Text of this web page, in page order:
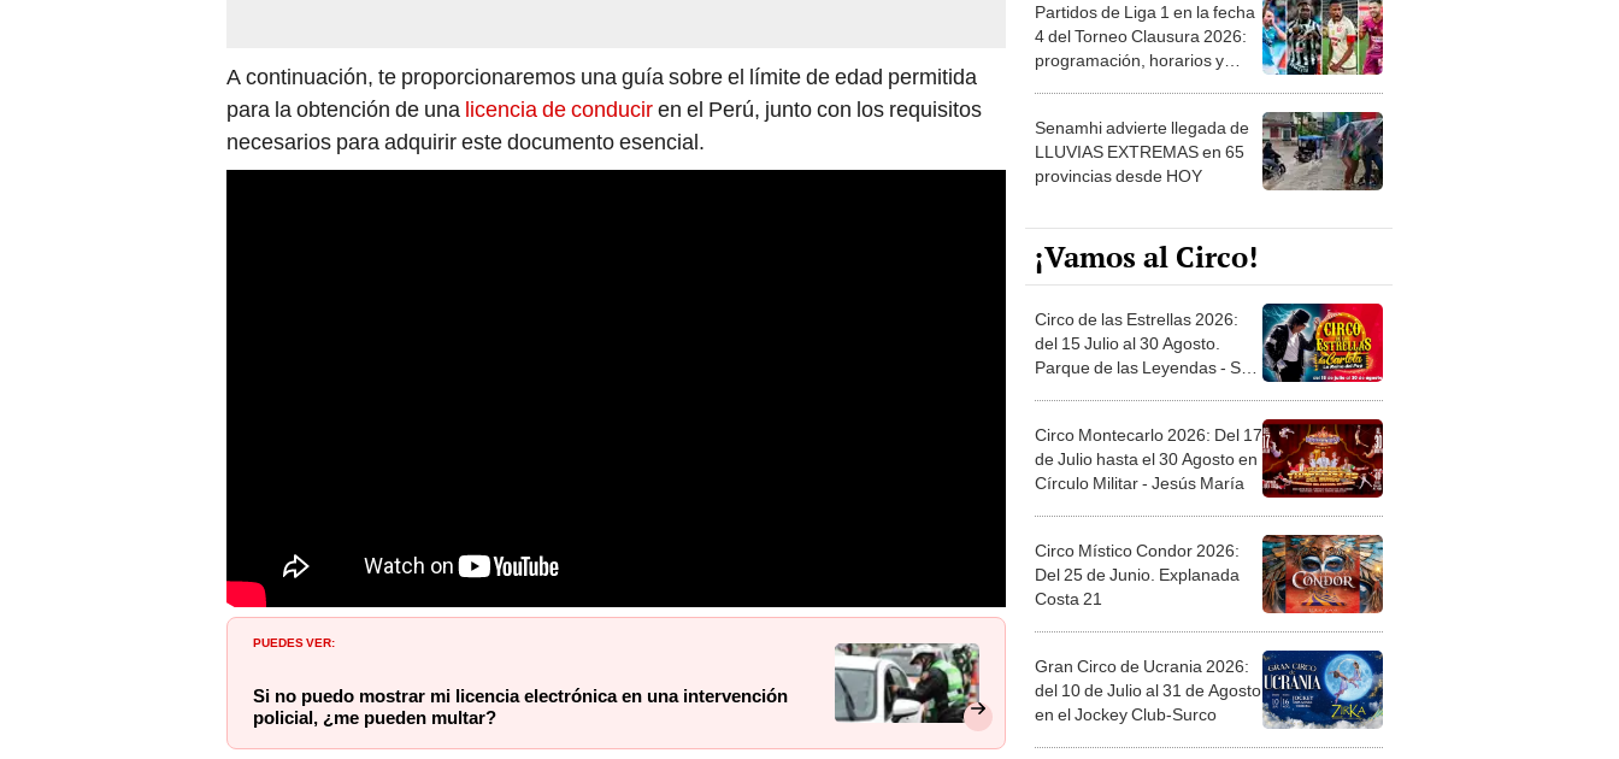
A continuación, te proporcionaremos una guía sobre el límite de edad permitida
para la obtención de una licencia de conduciren el Perú, junto con los requisitos
necesarios para adquirir este documento esencial.
PUEDES VER:
Si no puedo mostrar mi licencia electrónica en una intervención
policial, ¿me pueden multar?
Partidos de Liga 1 en la fecha
4 del Torneo Clausura 2026:
programación, horarios y
Senamhi advierte llegada de
LLUVIAS EXTREMAS en 65
provincias desde HOY
¡Vamos al Circo!
Circo de las Estrellas 2026:
del 15 Julio al 30 Agosto.
Parque de las Leyendas - San
Circo Montecarlo 2026: Del 17
de Julio hasta el 30 Agosto en
Círculo Militar - Jesús María
Circo Místico Condor 2026:
Del 25 de Junio. Explanada
Costa 21
Gran Circo de Ucrania 2026:
del 10 de Julio al 31 de Agosto
en el Jockey Club-Surco